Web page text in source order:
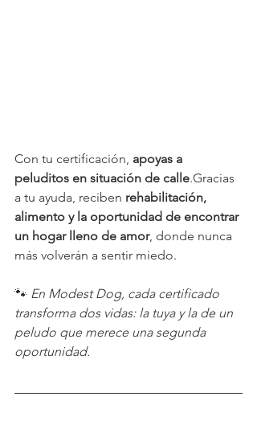
Con tu certificación, apoyas a
peluditos en situación de calle.Gracias
a tu ayuda, reciben rehabilitación,
alimento y la oportunidad de encontrar
un hogar lleno de amor, donde nunca
más volverán a sentir miedo.
🐾 En Modest Dog, cada certificado
transforma dos vidas: la tuya y la de un
peludo que merece una segunda
oportunidad.